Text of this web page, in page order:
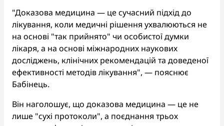
"Доказова медицина — це сучасний підхід до
лікування, коли медичні рішення ухвалюються не
на основі "так прийнято" чи особистої думки
лікаря, а на основі міжнародних наукових
досліджень, клінічних рекомендацій та доведеної
ефективності методів лікування", — пояснює
Бабінець.
Він наголошує, що доказова медицина — це не
лише "сухі протоколи", а поєднання трьох